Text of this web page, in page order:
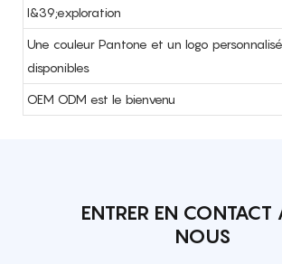
l&39;exploration
Une couleur Pantone et un logo
disponibles
OEM ODM est le bienvenu
ENTRER EN CONTACT
NOUS